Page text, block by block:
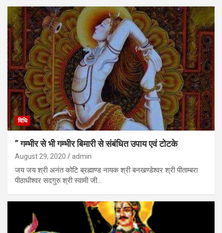
विधि
” गम्भीर से भी गम्भीर बिमारी से संबंधित उपाय एवं टोटके
August 29, 2020 admin
जय जय श्री अनंत कोटि ब्रह्माण्ड नायक श्री बनखण्डेश्वर श्री पीताम्बरा
पीठाधीश्वर सदगुरु श्री स्वामी जी…